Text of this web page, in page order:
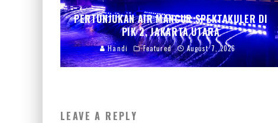
PERTUNJUKAN AIR MANCUR SPEKTAKULER DI
PIK 2, JAKARTA UTARA
Handi Featured August 7, 2026
LEAVE A REPLY